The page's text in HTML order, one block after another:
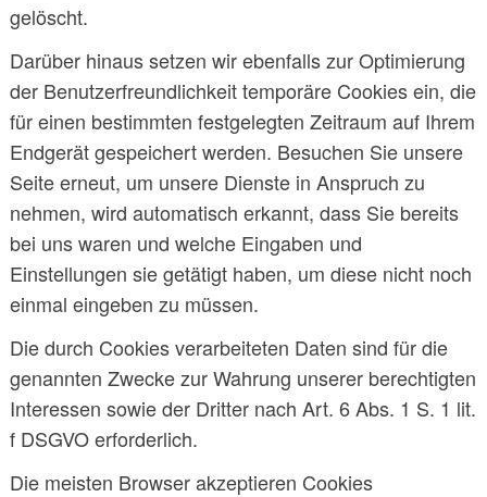
gelöscht.
Darüber hinaus setzen wir ebenfalls zur Optimierung
der Benutzerfreundlichkeit temporäre Cookies ein, die
für einen bestimmten festgelegten Zeitraum auf Ihrem
Endgerät gespeichert werden. Besuchen Sie unsere
Seite erneut, um unsere Dienste in Anspruch zu
nehmen, wird automatisch erkannt, dass Sie bereits
bei uns waren und welche Eingaben und
Einstellungen sie getätigt haben, um diese nicht noch
einmal eingeben zu müssen.
Die durch Cookies verarbeiteten Daten sind für die
genannten Zwecke zur Wahrung unserer berechtigten
Interessen sowie der Dritter nach Art. 6 Abs. 1 S. 1 lit.
f DSGVO erforderlich.
Die meisten Browser akzeptieren Cookies